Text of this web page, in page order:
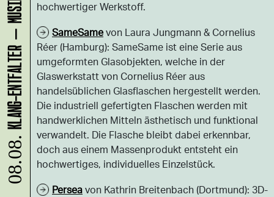
hochwertiger Werkstoff.
SameSamevon Laura Jungmann & Cornelius
Réer (Hamburg): SameSame ist eine Serie aus
umgeformten Glasobjekten, welche in der
Glaswerkstatt von Cornelius Réer aus
handelsüblichen Glasflaschen hergestellt werden.
Die industriell gefertigten Flaschen werden mit
handwerklichen Mitteln ästhetisch und funktional
verwandelt. Die Flasche bleibt dabei erkennbar,
doch aus einem Massenprodukt entsteht ein
hochwertiges, individuelles Einzelstück.
Perseavon Kathrin Breitenbach (Dortmund): 3D-
08.08.